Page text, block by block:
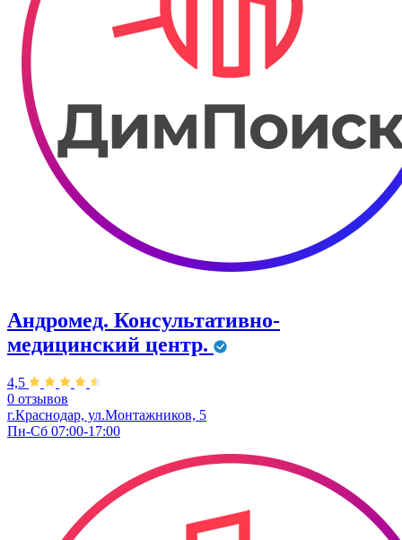
Андромед. Консультативно-
медицинский центр.
4,5
0 отзывов
г.Краснодар, ул.Монтажников, 5
Пн-Сб 07:00-17:00